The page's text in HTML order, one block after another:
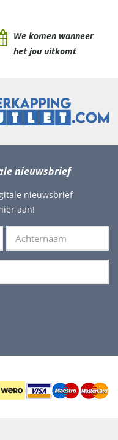
We komen wanneer
het jou uitkomt
nieuwsbrief
nieuwsbrief
aan!